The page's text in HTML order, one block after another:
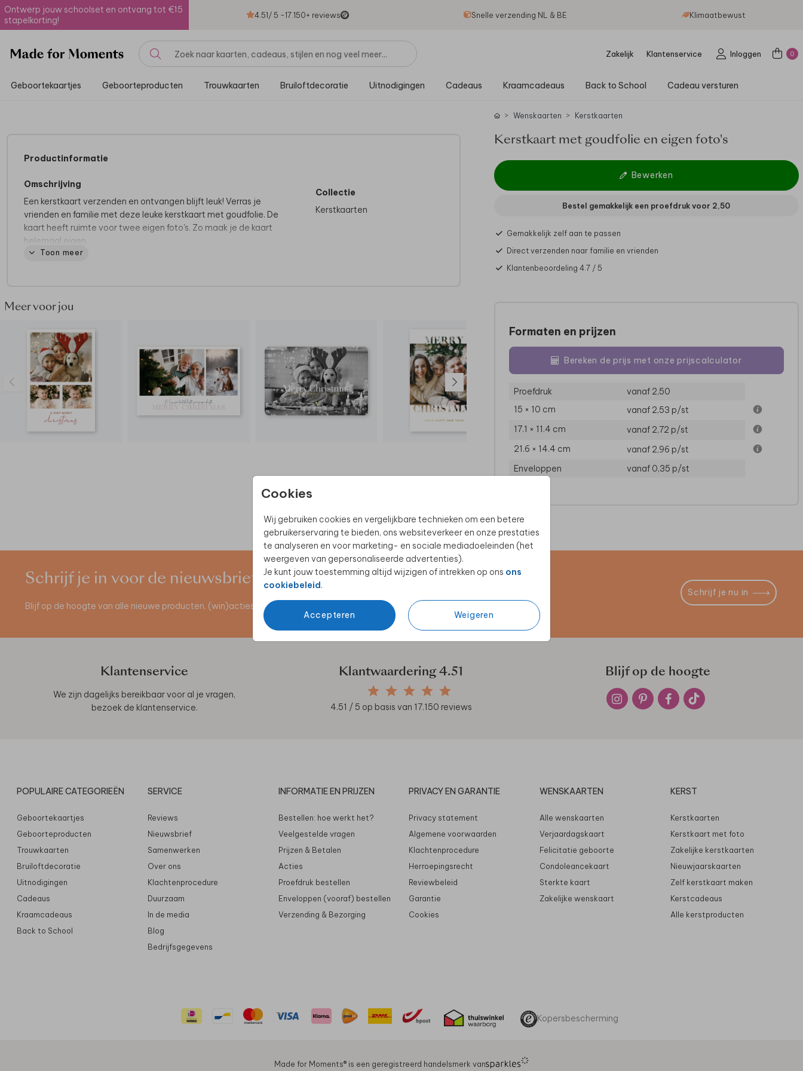
Ontwerp jouw schoolset en ontvang tot €15
stapelkorting!
4.51/ 5 -17.150+ reviews Snelle verzending NL & BE Klimaatbewust
Zakelijk Klantenservice Inloggen 0
Geboortekaartjes Geboorteproducten Trouwkaarten Bruiloftdecoratie Uitnodigingen Cadeaus Kraamcadeaus Back to School Cadeau versturen
Cookies
Wij gebruiken cookies en vergelijkbare technieken om een betere
gebruikerservaring te bieden, ons websiteverkeer en onze prestaties
te analyseren en voor marketing- en sociale mediadoeleinden (het
weergeven van gepersonaliseerde advertenties).
Je kunt jouw toestemming altijd wijzigen of intrekken op ons ons
cookiebeleid.
Accepteren Weigeren
Productinformatie
Omschrijving
Een kerstkaart verzenden en ontvangen blijft leuk! Verras je
vrienden en familie met deze leuke kerstkaart met goudfolie. De
kaart heeft ruimte voor twee eigen foto's. Zo maak je de kaart
helemaal eigen.
Toon meer
Collectie
Kerstkaarten
Meer voor jou
Wenskaarten Kerstkaarten
Kerstkaart met goudfolie en eigen foto's
Bewerken
Bestel gemakkelijk een proefdruk voor 2,50
Gemakkelijk zelf aan te passen
Direct verzenden naar familie en vrienden
Klantenbeoordeling 4.7 / 5
Formaten en prijzen
Bereken de prijs met onze prijscalculator
Proefdruk
vanaf 2,50
15 × 10 cm
vanaf 2,53 p/st
17.1 × 11.4 cm
vanaf 2,72 p/st
21.6 × 14.4 cm
vanaf 2,96 p/st
Enveloppen
vanaf 0,35 p/st
Schrijf je in voor de nieuwsbrief
Blijf op de hoogte van alle nieuwe producten, (win)acties en unieke samenwerkingen!
Schrijf je nu in
Klantenservice
We zijn dagelijks bereikbaar voor al je vragen,
bezoek de klantenservice.
Klantwaardering4.51
4.51 / 5 op basis van 17.150 reviews
Blijf op de hoogte
POPULAIRE CATEGORIEËN
Geboortekaartjes
Geboorteproducten
Trouwkaarten
Bruiloftdecoratie
Uitnodigingen
Cadeaus
Kraamcadeaus
Back to School
SERVICE
Reviews
Nieuwsbrief
Samenwerken
Over ons
Klachtenprocedure
Duurzaam
In de media
Blog
Bedrijfsgegevens
INFORMATIE EN PRIJZEN
Bestellen: hoe werkt het?
Veelgestelde vragen
Prijzen & Betalen
Acties
Proefdruk bestellen
Enveloppen (vooraf) bestellen
Verzending & Bezorging
PRIVACY EN GARANTIE
Privacy statement
Algemene voorwaarden
Klachtenprocedure
Herroepingsrecht
Reviewbeleid
Garantie
Cookies
WENSKAARTEN
Alle wenskaarten
Verjaardagskaart
Felicitatie geboorte
Condoleancekaart
Sterkte kaart
Zakelijke wenskaart
KERST
Kerstkaarten
Kerstkaart met foto
Zakelijke kerstkaarten
Nieuwjaarskaarten
Zelf kerstkaart maken
Kerstcadeaus
Alle kerstproducten
Kopersbescherming
Made for Moments®️ is een geregistreerd handelsmerk van